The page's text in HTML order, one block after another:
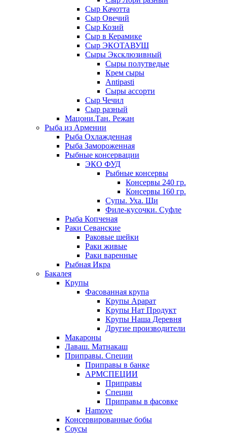
Сыр Качотта
Сыр Овечий
Сыр Козий
Сыр в Керамике
Сыр ЭКОТАВУШ
Сыры Эксклюзивный
Сыры полутведые
Крем сыры
Antipasti
Сыры ассорти
Сыр Чечил
Сыр разный
Мацони.Тан. Режан
Рыба из Армении
Рыба Охлажденная
Рыба Замороженная
Рыбные консервации
ЭКО ФУД
Рыбные консервы
Консервы 240 гр.
Консервы 160 гр.
Супы. Уха. Щи
Филе-кусочки. Суфле
Рыба Копченая
Раки Севанские
Раковые шейки
Раки живые
Раки варенные
Рыбная Икра
Бакалея
Крупы
Фасованная крупа
Крупы Арарат
Крупы Нат Продукт
Крупы Наша Деревня
Другие производители
Макароны
Лаваш. Матнакаш
Приправы. Специи
Приправы в банке
АРМСПЕЦИИ
Приправы
Специи
Приправы в фасовке
Hamove
Консервированные бобы
Соусы